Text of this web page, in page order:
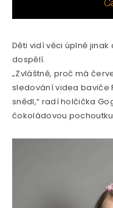
Děti vidí věci úplně
dospělí.
„Zvláštně, proč má
sledování videa baviče
snědl,“ radí holčička
čokoládovou